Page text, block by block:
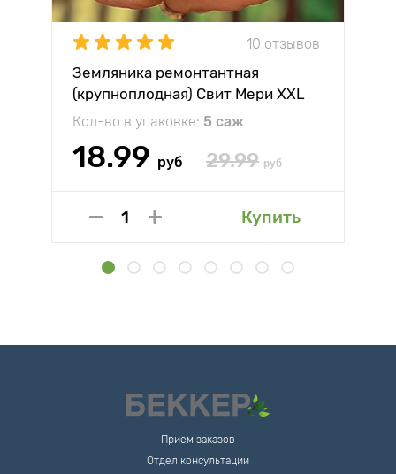
10 отзывов
Земляника ремонтантная
(крупноплодная) Свит Мери XXL
Кол-во в упаковке: 5 саж
18.99 руб 29.99 руб
Купить
Прием заказов
Отдел консультации